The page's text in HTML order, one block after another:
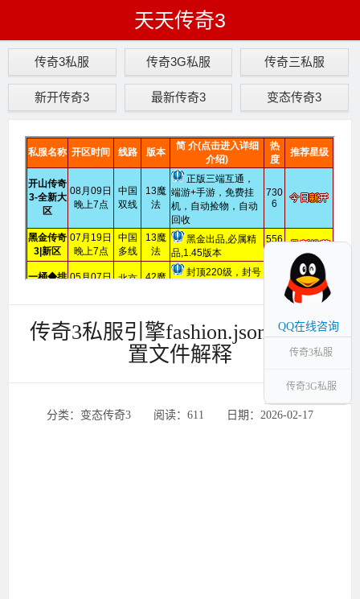
天天传奇3
传奇3私服 传奇3G私服 传奇三私服
新开传奇3 最新传奇3 变态传奇3
传奇3私服引擎fashion.json时装配
置文件解释
分类：变态传奇3 ‌‍阅读：611 ‌‍日期：2026-02-17
QQ在线咨询
传奇3私服
传奇3G私服